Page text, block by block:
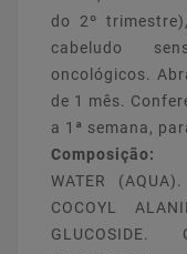
do 2º
cabeludo
oncológicos.
de 1 mês.
a 1ª semana,
Composição:
WATER
COCOYL
GLUCOSIDE.